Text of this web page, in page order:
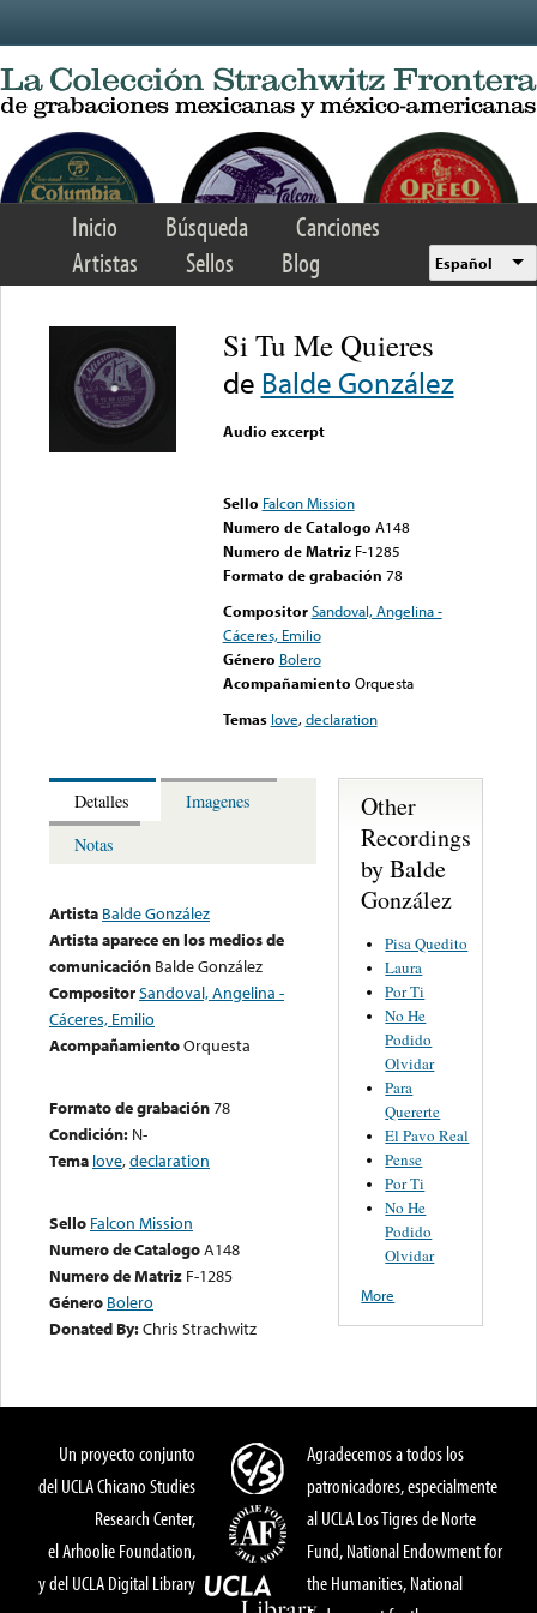
Inicio Búsqueda
Canciones
Artistas
Sellos Blog Español
Si Tu Me Quieres
de Balde González
Audio excerpt
Sello Falcon Mission
Numero de Catalogo A148
Numero de Matriz F-1285
Formato de grabación 78
Compositor Sandoval, Angelina -
Cáceres, Emilio
Género Bolero
Acompañamiento Orquesta
Temas love,declaration
Detalles
Imagenes
Notas
Artista Balde González
Artista aparece en los medios de
comunicación Balde González
CompositorSandoval, Angelina -
Cáceres, Emilio
AcompañamientoOrquesta
Formato de grabación78
Condición: N-
Tema love,declaration
Sello Falcon Mission
Numero de CatalogoA148
Numero de Matriz F-1285
Género Bolero
Donated By:Chris Strachwitz
Other
Recordings
by Balde
González
Pisa Quedito
Laura
Por Ti
No He
Podido
Olvidar
Para
Quererte
El Pavo Real
Pense
Por Ti
No He
Podido
Olvidar
More
Un proyecto conjunto
del UCLA Chicano Studies
Research Center,
el Arhoolie Foundation,
y del UCLA Digital Library
Agradecemos a todos los
patronicadores, especialmente
al UCLA Los Tigres de Norte
Fund, National Endowment for
the Humanities, National